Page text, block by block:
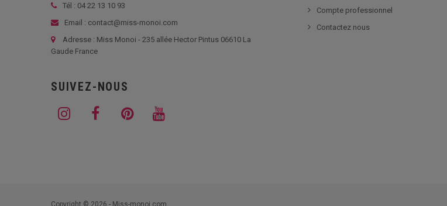
Tél : 04 22 13 10 93
Email : contact@miss-monoi.com
Adresse : Miss Monoi - 235 allée Hector Pintus 06610 La
Gaude France
SUIVEZ-NOUS
Compte professionnel
Contactez nous
Copyright © 2026 - Miss-monoi.com